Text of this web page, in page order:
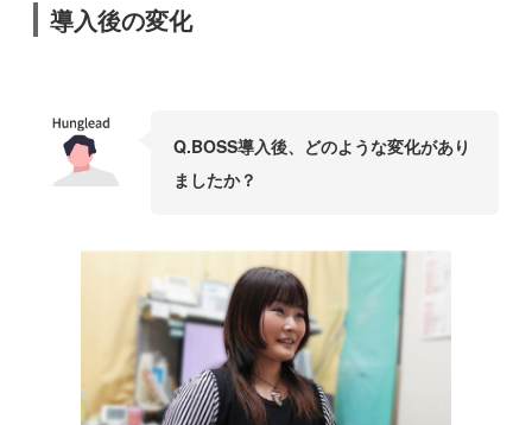
導入後の変化
Q.BOSS導入後、どのような変化があり
ましたか？